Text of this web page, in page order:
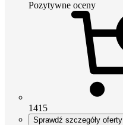
Pozytywne oceny
1415
Sprawdź szczegóły oferty